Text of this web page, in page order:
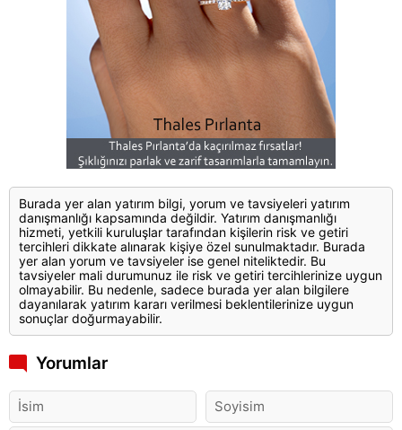
Burada yer alan yatırım bilgi, yorum ve tavsiyeleri yatırım
danışmanlığı kapsamında değildir. Yatırım danışmanlığı
hizmeti, yetkili kuruluşlar tarafından kişilerin risk ve getiri
tercihleri dikkate alınarak kişiye özel sunulmaktadır. Burada
yer alan yorum ve tavsiyeler ise genel niteliktedir. Bu
tavsiyeler mali durumunuz ile risk ve getiri tercihlerinize uygun
olmayabilir. Bu nedenle, sadece burada yer alan bilgilere
dayanılarak yatırım kararı verilmesi beklentilerinize uygun
sonuçlar doğurmayabilir.
Yorumlar